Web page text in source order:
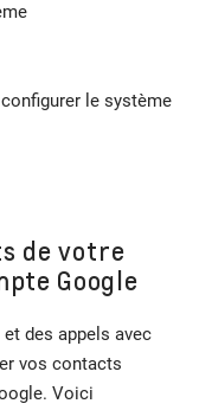
le système
de votre
Google
des appels avec
vos contacts
Voici